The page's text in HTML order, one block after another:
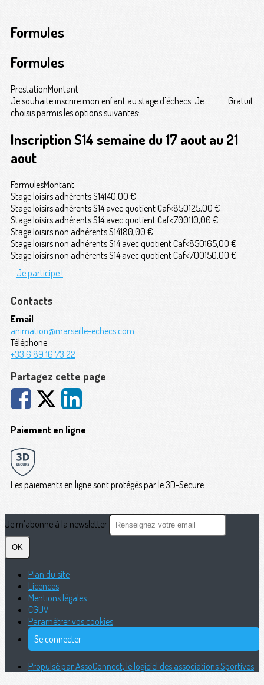
Formules
Formules
PrestationMontant
Je souhaite inscrire mon enfant au stage d'échecs. Je
choisis parmis les options suivantes:
Gratuit
Inscription S14 semaine du 17 aout au 21
aout
FormulesMontant
Stage loisirs adhérents S14140,00 €
Stage loisirs adhérents S14 avec quotient Caf<850125,00 €
Stage loisirs adhérents S14 avec quotient Caf<700110,00 €
Stage loisirs non adhérents S14180,00 €
Stage loisirs non adhérents S14 avec quotient Caf<850165,00 €
Stage loisirs non adhérents S14 avec quotient Caf<700150,00 €
Je participe !
Contacts
Email
animation@marseille-echecs.com
Téléphone
+33 6 89 16 73 22
Partagez cette page
Paiement en ligne
Les paiements en ligne sont protégés par le 3D-Secure.
Je m'abonne à la newsletter
OK
Plan du site
Licences
Mentions légales
CGUV
Paramétrer vos cookies
Se connecter
Propulsé par AssoConnect, le logiciel des associations Sportives